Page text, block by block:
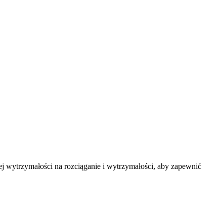
na rozciąganie i wytrzymałości, aby zapewnić